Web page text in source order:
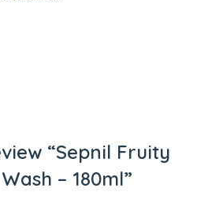
“Sepnil Fruity
– 180ml”